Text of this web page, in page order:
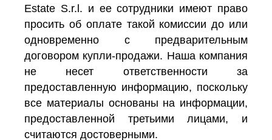
Estate S.r.l. и ее сотрудники имеют право
просить об оплате такой комиссии до или
одновременно с предварительным
договором купли-продажи. Наша компания
не несет ответственности за
предоставленную информацию, поскольку
все материалы основаны на информации,
предоставленной третьими лицами, и
считаются достоверными.